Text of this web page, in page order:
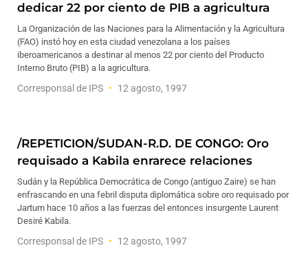
dedicar 22 por ciento de PIB a agricultura
La Organización de las Naciones para la Alimentación y la Agricultura
(FAO) instó hoy en esta ciudad venezolana a los países
iberoamericanos a destinar al menos 22 por ciento del Producto
Interno Bruto (PIB) a la agricultura.
Corresponsal de IPS 12 agosto, 1997
/REPETICION/SUDAN-R.D. DE CONGO: Oro
requisado a Kabila enrarece relaciones
Sudán y la República Democrática de Congo (antiguo Zaire) se han
enfrascando en una febril disputa diplomática sobre oro requisado por
Jartum hace 10 años a las fuerzas del entonces insurgente Laurent
Desiré Kabila.
Corresponsal de IPS 12 agosto, 1997